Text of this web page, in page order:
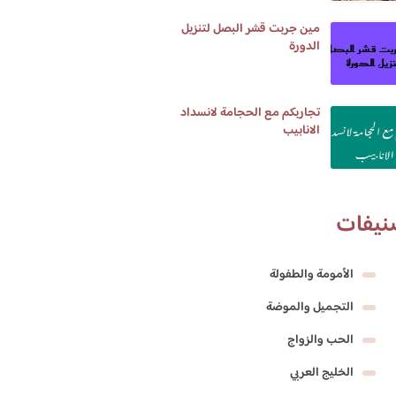
مين جربت قشر البصل لتنزيل
الدورة
تجاربكم مع الحجامة لانسداد
الانابيب
الأمومة والطفولة
التجميل والموضة
الحب والزواج
الخليج العربي